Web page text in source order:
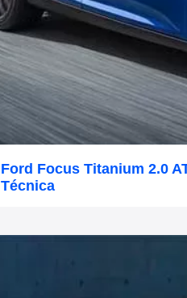
Ford Focus Titanium 2.0
Técnica